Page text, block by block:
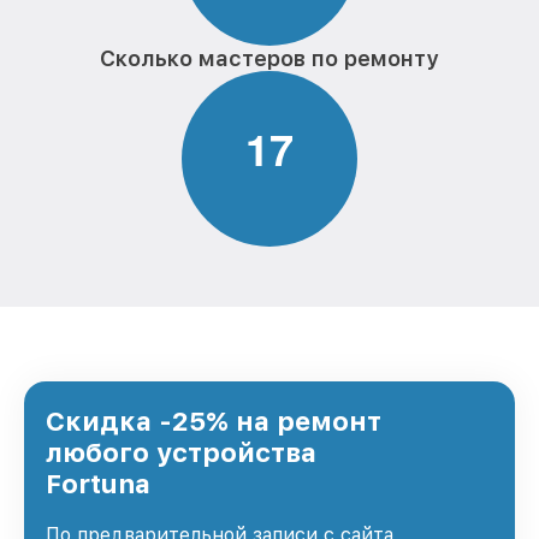
Сколько мастеров по ремонту
17
Скидка -25% на ремонт
любого устройства
Fortuna